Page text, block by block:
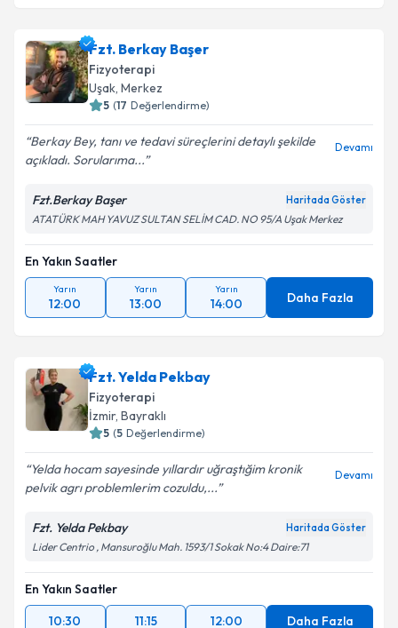
Fzt. Berkay Başer
Fizyoterapi
Uşak, Merkez
5 (17 Değerlendirme)
Berkay Bey, tanı ve tedavi süreçlerini detaylı şekilde
açıkladı. Sorularıma...
Devamı
Fzt.Berkay Başer Haritada Göster
ATATÜRK MAH YAVUZ SULTAN SELİM CAD. NO 95/A Uşak Merkez
En Yakın Saatler
Yarın
12:00
Yarın
13:00
Yarın
14:00 Daha Fazla
Fzt. Yelda Pekbay
Fizyoterapi
İzmir, Bayraklı
5 (5 Değerlendirme)
Yelda hocam sayesinde yıllardır uğraştığim kronik
pelvik agrı problemlerim cozuldu,...
Devamı
Fzt. Yelda Pekbay Haritada Göster
Lider Centrio , Mansuroğlu Mah. 1593/1 Sokak No:4 Daire:71
En Yakın Saatler
10:30
11:15 12:00 Daha Fazla